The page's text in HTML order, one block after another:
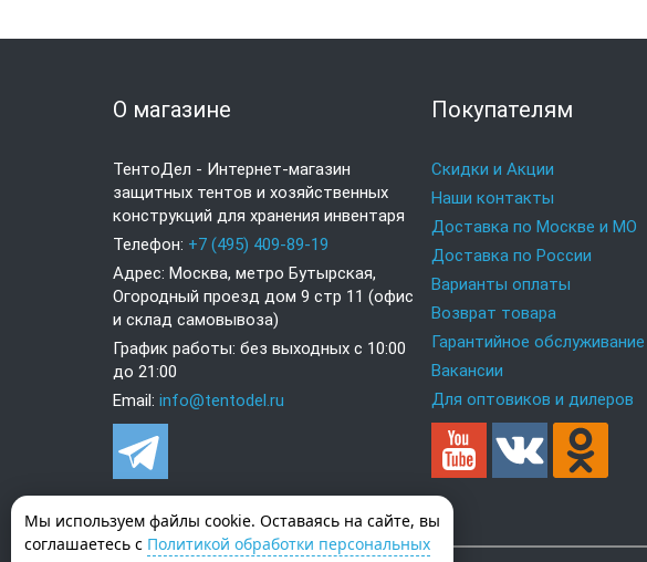
О магазине
ТентоДел - Интернет-магазин
защитных тентов и хозяйственных
конструкций для хранения инвентаря
Телефон: +7 (495) 409-89-19
Адрес: Москва, метро Бутырская,
Огородный проезд дом 9 стр 11 (офис
и склад самовывоза)
График работы: без выходных с 10:00
до 21:00
Email: info@tentodel.ru
Покупателям
Скидки и Акции
Наши контакты
Доставка по Москве и МО
Доставка по России
Варианты оплаты
Возврат товара
Гарантийное обслуживание
Вакансии
Для оптовиков и дилеров
Мы используем файлы cookie. Оставаясь на сайте, вы
соглашаетесь с Политикой обработки персональных